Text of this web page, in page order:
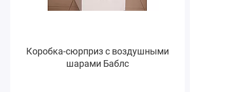
Коробка-сюрприз с воздушными
шарами Баблс